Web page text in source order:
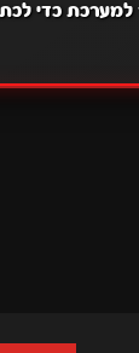
למערכתכדי